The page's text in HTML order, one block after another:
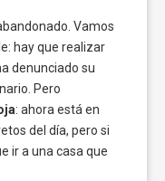
Vamos
hay que realizar
denunciado su
Pero
: ahora está en
del día, pero si
ir a una casa que